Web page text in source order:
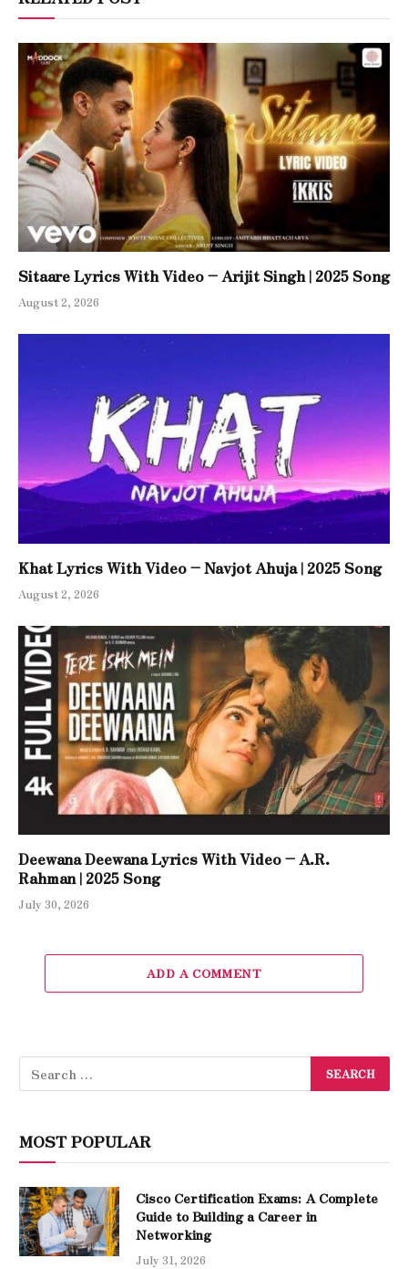
Sitaare Lyrics With Video – Arijit Singh | 2025 Song
August 2, 2026
Khat Lyrics With Video – Navjot Ahuja | 2025 Song
August 2, 2026
Deewana Deewana Lyrics With Video – A.R.
Rahman | 2025 Song
July 30, 2026
ADD A COMMENT
MOST POPULAR
Cisco Certification Exams: A Complete
Guide to Building a Career in
Networking
July 31, 2026